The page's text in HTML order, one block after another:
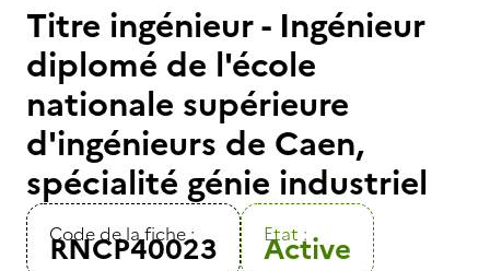
Titre ingénieur - Ingénieur
diplomé de l'école
nationale supérieure
d'ingénieurs de Caen,
spécialité génie industriel
Code de la fiche :
RNCP40023 Etat :
Active